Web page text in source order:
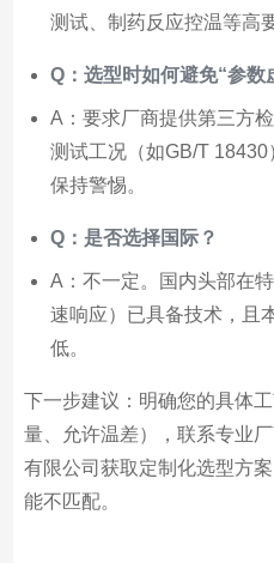
测试、制药反应控温等高
Q：选型时如何避免“参数
A：要求厂商提供第三方
测试工况（如GB/T 18430
保持警惕。
Q：是否选择国际？
A：不一定。国内头部在
速响应）已具备技术，且
低。
下一步建议：明确您的具体
量、允许温差），联系专业
有限公司获取定制化选型方
能不匹配。